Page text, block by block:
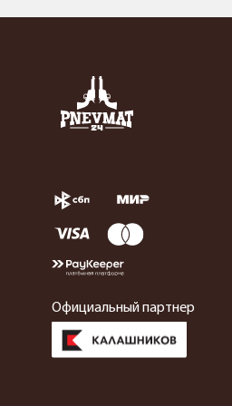
Официальный партнер